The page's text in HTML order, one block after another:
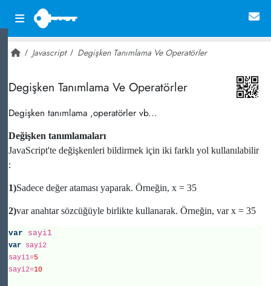
Javascript Degişken Tanımlama Ve Operatörler
Degişken Tanımlama Ve Operatörler
Degişken tanımlama ,operatörler vb...
Değişken tanımlamaları
JavaScript'te değişkenleri bildirmek için iki farklı yol kullanılabilir
:
1)Sadece değer ataması yaparak. Örneğin, x = 35
2)var anahtar sözcüğüyle birlikte kullanarak. Örneğin, var x = 35
var sayi1
var sayi2
sayi1=5
sayi2=10